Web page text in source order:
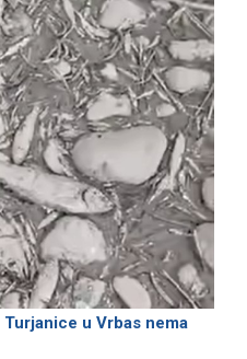
u Vrbas nema